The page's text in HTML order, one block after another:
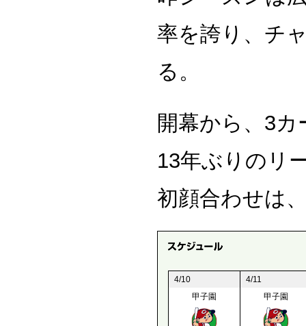
率を誇り、チ
る。
開幕から、3
13年ぶりのリ
初顔合わせは
4/10
4/11
甲子園
甲子園